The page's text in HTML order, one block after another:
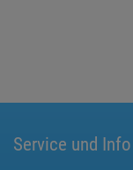
Service und Info